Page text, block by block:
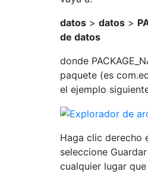
datos > datos >
de datos
donde
paquete (es
el ejemplo
Haga clic derecho
seleccione
cualquier lugar